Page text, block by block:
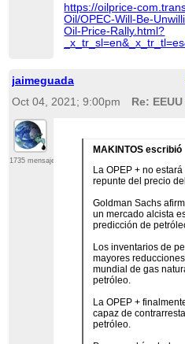
https://oilprice-
Oil/OPEC-Will-Be-
Oil-Price-Rally.html?
jaimeguada
Oct 04, 2021; 9:00pm
Re:
1735 mensajes
MAKINTOS escribió
La OPEP + no
repunte del precio
Goldman Sachs
un mercado alcista
predicción de
Los inventarios de
mayores
mundial de gas
petróleo.
La OPEP +
capaz de
petróleo.